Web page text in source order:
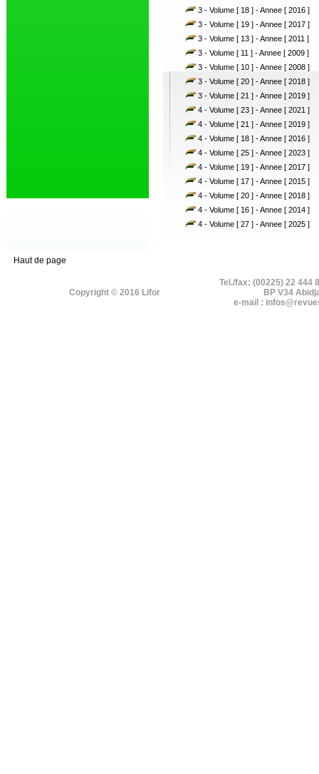
3 - Volume [ 18 ] - Annee [ 2016 ]
3 - Volume [ 19 ] - Annee [ 2017 ]
3 - Volume [ 13 ] - Annee [ 2011 ]
3 - Volume [ 11 ] - Annee [ 2009 ]
3 - Volume [ 10 ] - Annee [ 2008 ]
3 - Volume [ 20 ] - Annee [ 2018 ]
3 - Volume [ 21 ] - Annee [ 2019 ]
4 - Volume [ 23 ] - Annee [ 2021 ]
4 - Volume [ 21 ] - Annee [ 2019 ]
4 - Volume [ 18 ] - Annee [ 2016 ]
4 - Volume [ 25 ] - Annee [ 2023 ]
4 - Volume [ 19 ] - Annee [ 2017 ]
4 - Volume [ 17 ] - Annee [ 2015 ]
4 - Volume [ 20 ] - Annee [ 2018 ]
4 - Volume [ 16 ] - Annee [ 2014 ]
4 - Volume [ 27 ] - Annee [ 2025 ]
Haut de page
Copyright © 2016 Lifor
Tel./fax: (00225) 22 444
BP V34
e-mail :